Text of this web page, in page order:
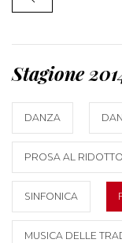
Stagione
DANZA
PROSA AL RIDOTTO
SINFONICA
MUSICA DELLE